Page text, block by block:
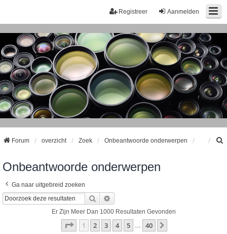
Aanmelden
Registreer
Forum overzicht Zoek Onbeantwoorde onderwerpen
Onbeantwoorde onderwerpen
Ga naar uitgebreid zoeken
Zoek
Er Zijn Meer Dan 1000 Resultaten Gevonden
Pagina Van40
1 2 3 4 5 40